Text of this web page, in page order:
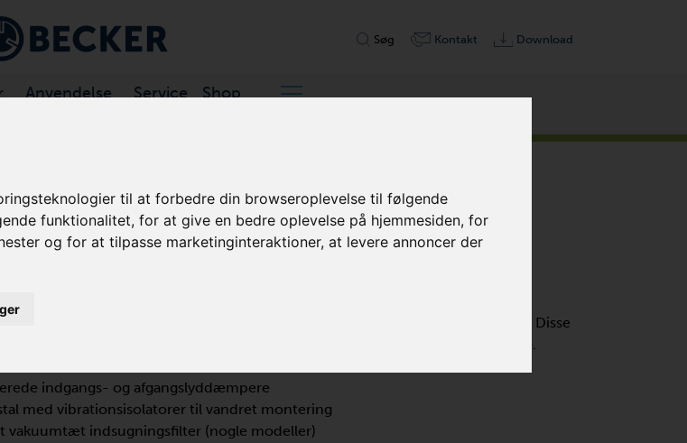
til at forbedre din browseroplevelse til følgende
funktionalitet, for at give en bedre oplevelse på hjemmesiden, for
og for at tilpasse marketinginteraktioner, at levere annoncer der
Søg Kontakt Download
Anvendelse Service Shop
2
en turboblæser, der tilbyder høj ydeevne med 100 % oliefri og berøringsfri drift. Disse
har lav vedligeholdelse, er højeffektive og kræver minimal vedligeholdelse.
indgangs- og afgangslyddæmpere
med vibrationsisolatorer til vandret montering
vakuumtæt indsugningsfilter (nogle modeller)